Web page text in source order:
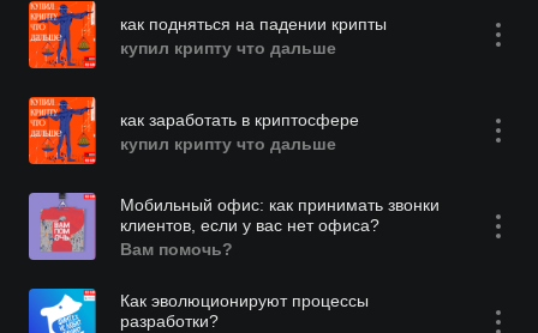
как подняться на падении крипты
купил крипту что дальше
как заработать в криптосфере
купил крипту что дальше
Мобильный офис: как принимать звонки
клиентов, если у вас нет офиса?
Вам помочь?
Как эволюционируют процессы
разработки?